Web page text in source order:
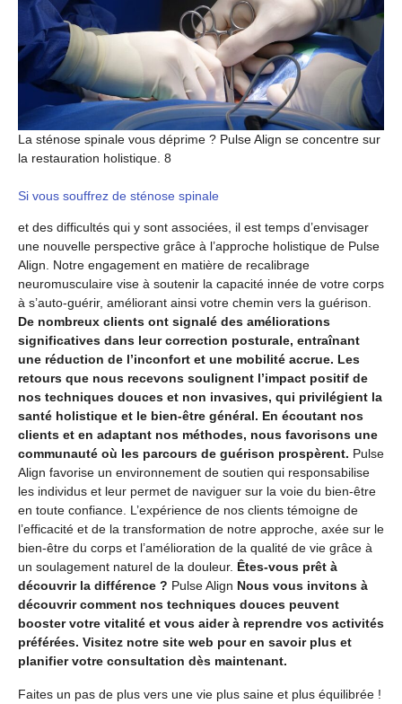
La sténose spinale vous déprime ? Pulse Align se concentre sur
la restauration holistique. 8
Si vous souffrez de sténose spinale
et des difficultés qui y sont associées, il est temps d’envisager
une nouvelle perspective grâce à l’approche holistique de Pulse
Align. Notre engagement en matière de recalibrage
neuromusculaire vise à soutenir la capacité innée de votre corps
à s’auto-guérir, améliorant ainsi votre chemin vers la guérison.
De nombreux clients ont signalé des améliorations
significatives dans leur correction posturale, entraînant
une réduction de l’inconfort et une mobilité accrue. Les
retours que nous recevons soulignent l’impact positif de
nos techniques douces et non invasives, qui privilégient la
santé holistique et le bien-être général. En écoutant nos
clients et en adaptant nos méthodes, nous favorisons une
communauté où les parcours de guérison prospèrent. Pulse
Align favorise un environnement de soutien qui responsabilise
les individus et leur permet de naviguer sur la voie du bien-être
en toute confiance. L’expérience de nos clients témoigne de
l’efficacité et de la transformation de notre approche, axée sur le
bien-être du corps et l’amélioration de la qualité de vie grâce à
un soulagement naturel de la douleur. Êtes-vous prêt à
découvrir la différence ? Pulse Align Nous vous invitons à
découvrir comment nos techniques douces peuvent
booster votre vitalité et vous aider à reprendre vos activités
préférées. Visitez notre site web pour en savoir plus et
planifier votre consultation dès maintenant.
Faites un pas de plus vers une vie plus saine et plus équilibrée !